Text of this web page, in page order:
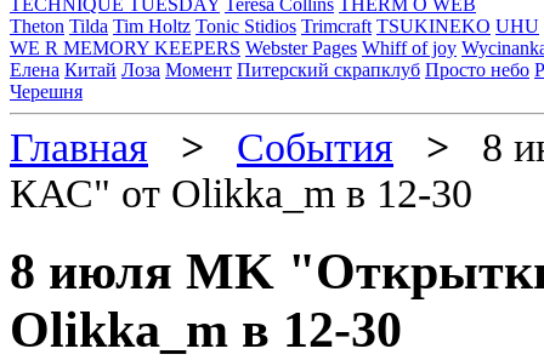
TECHNIQUE TUESDAY Teresa Collins THERM O WEB
Theton Tilda Tim Holtz Tonic Stidios Trimcraft TSUKINEKO UHU
WE R MEMORY KEEPERS Webster Pages Whiff of joy
Елена Китай Лоза Момент Питерский скрапклуб Просто небо
Черешня
Главная > События > 8
КАС" от Olikka_m в 12-30
8 июля MK
Olikka_m в 12-30